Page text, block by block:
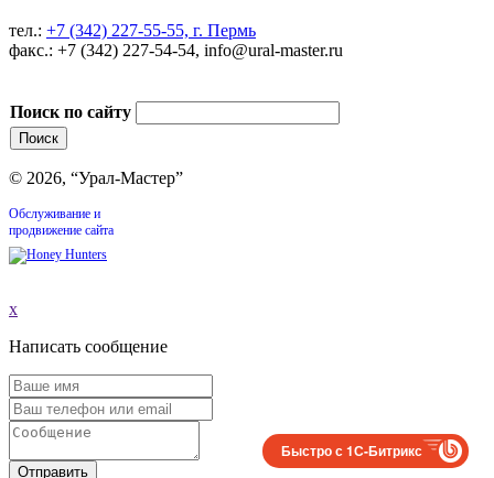
тел.: +7 (342) 227-55-55, г. Пермь
факс.: +7 (342) 227-54-54, info@ural-master.ru
Поиск по сайту
© 2026, “Урал-Мастер”
Обслуживание и
продвижение сайта
x
Написать сообщение
Отправить
Быстро с 1С-Битрикс